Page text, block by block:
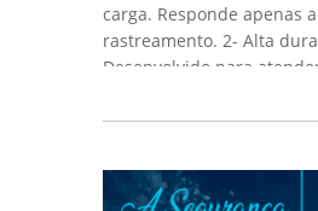
carga. Responde apenas
rastreamento. 2- Alta
Desenvolvido para